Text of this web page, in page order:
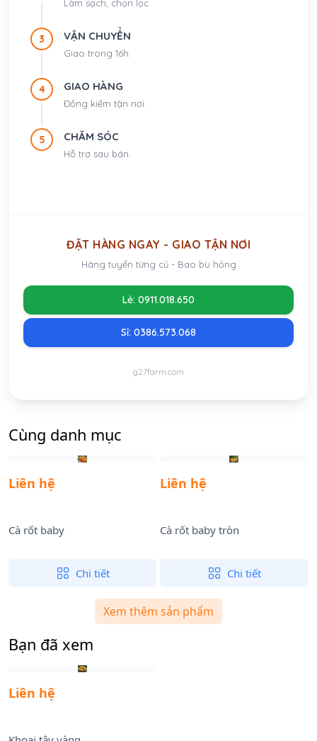
Làm sạch, chọn lọc.
3 VẬN CHUYỂN
Giao trong 16h.
4 GIAO HÀNG
Đồng kiểm tận nơi.
5 CHĂM SÓC
Hỗ trợ sau bán.
ĐẶT HÀNG NGAY - GIAO TẬN NƠI
Hàng tuyển từng củ - Bao bù hỏng
Lẻ: 0911.018.650
Sỉ: 0386.573.068
g27farm.com
Cùng danh mục
Liên hệ
Cà rốt baby
Chi tiết
Liên hệ
Cà rốt baby tròn
Chi tiết
Xem thêm sản phẩm
Bạn đã xem
Liên hệ